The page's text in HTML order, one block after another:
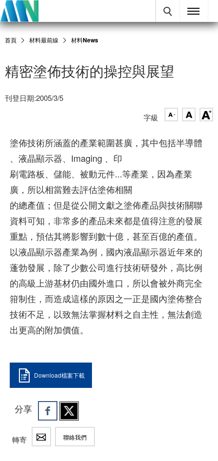
首頁 材料最前線 材料News
精密塗佈技術的操控與展望
刊登日期:2005/3/5
字級
塗佈技術所涵蓋的產業範圍甚廣，其中包括半導體
、液晶顯示器、Imaging 、印
刷電路板、儲能、被動元件...等產業，因為產業
廣，所以相當難去評估塗佈相關
的總產值；但是從公開文獻之塗佈產品與技術關聯
資料可知，非常多的產品未來都是值得注意的發展
重點，預估其將影響到數十億，甚至百億的產值。
以液晶顯示器產業為例，國內液晶顯示器近年來的
蓬勃發展，除了少數公司進行技術研發外，高比例
的高級上游基材仍由國外進口，所以會被外商完全
箝制住，而造成這樣的原因之一正是國內塗佈整合
技術不足，以致無法掌握材料之自主性，無法創造
出更高的附加價值。
Download檔案下載
分享
轉寄 聯絡我們